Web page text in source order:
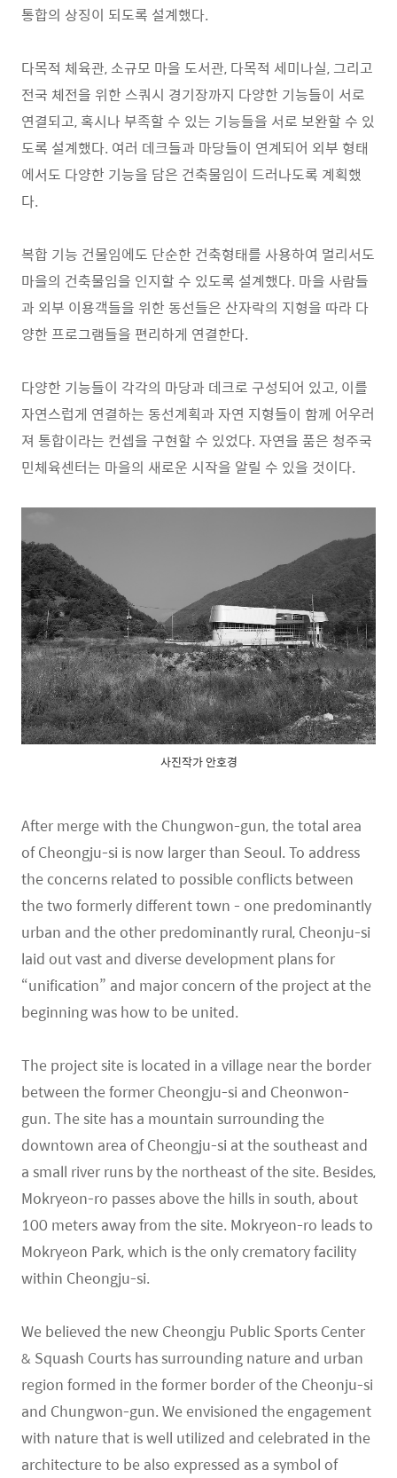
통합의 상징이 되도록 설계했다.
다목적 체육관,소규모 마을 도서관, 다목적 세미나실, 그리고
전국 체전을 위한 스쿼시 경기장까지 다양한 기능들이 서로
연결되고,혹시나 부족할 수 있는 기능들을 서로 보완할 수 있
도록 설계했다. 여러 데크들과 마당들이 연계되어 외부 형태
에서도 다양한 기능을 담은 건축물임이 드러나도록 계획했
다.
복합 기능 건물임에도 단순한 건축형태를 사용하여 멀리서도
마을의 건축물임을 인지할 수 있도록 설계했다. 마을 사람들
과 외부 이용객들을 위한 동선들은 산자락의 지형을 따라 다
양한 프로그램들을 편리하게 연결한다.
다양한 기능들이 각각의 마당과 데크로 구성되어 있고, 이를
자연스럽게 연결하는 동선계획과 자연 지형들이 함께 어우러
져 통합이라는 컨셉을 구현할 수 있었다. 자연을 품은 청주국
민체육센터는 마을의 새로운 시작을 알릴 수 있을 것이다.
사진작가 안호경
After merge with the Chungwon-gun, the total area
of Cheongju-si is now larger than Seoul. To address
the concerns related to possible conflicts between
the two formerly different town - one predominantly
urban and the other predominantly rural, Cheonju-si
laid out vast and diverse development plans for
“unification” and major concern of the project at the
beginning was how to be united.
The project site is located in a village near the border
between the former Cheongju-si and Cheonwon-
gun. The site has a mountain surrounding the
downtown area of Cheongju-si at the southeast and
a small river runs by the northeast of the site. Besides,
Mokryeon-ro passes above the hills in south, about
100 meters away from the site. Mokryeon-ro leads to
Mokryeon Park, which is the only crematory facility
within Cheongju-si.
We believed the new Cheongju Public Sports Center
& Squash Courts has surrounding nature and urban
region formed in the former border of the Cheonju-si
and Chungwon-gun. We envisioned the engagement
with nature that is well utilized and celebrated in the
architecture to be also expressed as a symbol of